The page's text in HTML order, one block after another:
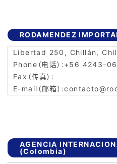
RODAMENDEZ
Libertad 250, Chillán,
+56 4243-
AGENCIA
(Colombia)